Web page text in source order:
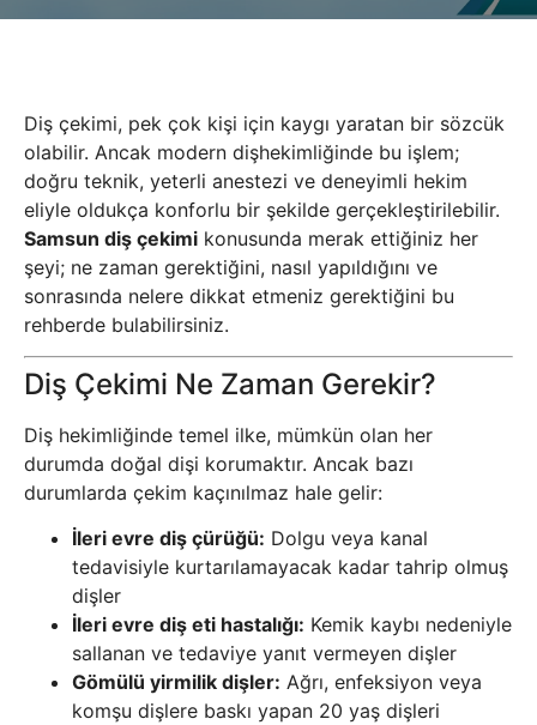
Diş çekimi, pek çok kişi için kaygı yaratan bir sözcük
olabilir. Ancak modern dişhekimliğinde bu işlem;
doğru teknik, yeterli anestezi ve deneyimli hekim
eliyle oldukça konforlu bir şekilde gerçekleştirilebilir.
Samsun diş çekimi konusunda merak ettiğiniz her
şeyi; ne zaman gerektiğini, nasıl yapıldığını ve
sonrasında nelere dikkat etmeniz gerektiğini bu
rehberde bulabilirsiniz.
Diş Çekimi Ne Zaman Gerekir?
Diş hekimliğinde temel ilke, mümkün olan her
durumda doğal dişi korumaktır. Ancak bazı
durumlarda çekim kaçınılmaz hale gelir:
İleri evre diş çürüğü: Dolgu veya kanal
tedavisiyle kurtarılamayacak kadar tahrip olmuş
dişler
İleri evre diş eti hastalığı: Kemik kaybı nedeniyle
sallanan ve tedaviye yanıt vermeyen dişler
Gömülü yirmilik dişler: Ağrı, enfeksiyon veya
komşu dişlere baskı yapan 20 yaş dişleri